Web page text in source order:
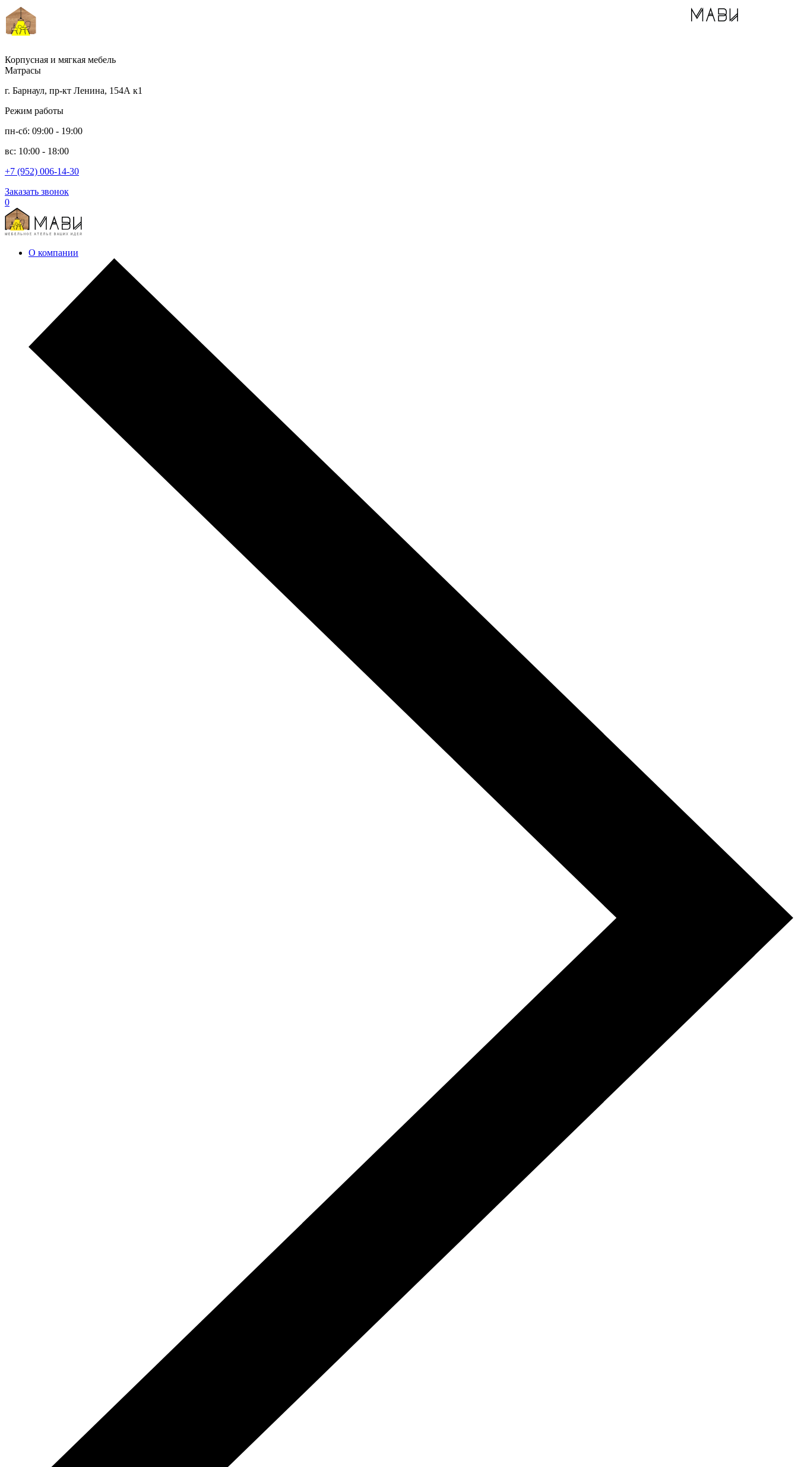
Корпусная и мягкая мебель
Матрасы
г. Барнаул, пр-кт Ленина, 154А к1
Режим работы
пн-сб: 09:00 - 19:00
вс: 10:00 - 18:00
+7 (952) 006-14-30
Заказать звонок
0
О компании